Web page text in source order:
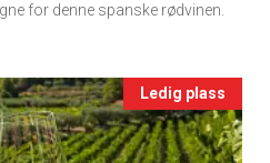
for denne spanske rødvinen.
Ledig plass